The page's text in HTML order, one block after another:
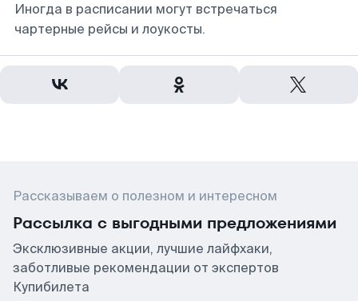
Иногда в расписании могут встречаться
чартерные рейсы и лоукосты.
Рассказываем о полезном и интересном
Рассылка с выгодными предложениями
Эксклюзивные акции, лучшие лайфхаки,
заботливые рекомендации от экспертов
Купибилета